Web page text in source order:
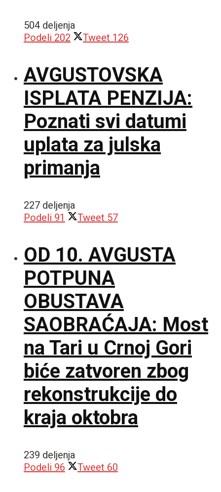
504 deljenja
Podeli 202 Tweet 126
AVGUSTOVSKA
ISPLATA PENZIJA:
Poznati svi datumi
uplata za julska
primanja
227 deljenja
Podeli 91 Tweet 57
OD 10. AVGUSTA
POTPUNA
OBUSTAVA
SAOBRAĆAJA: Most
na Tari u Crnoj Gori
biće zatvoren zbog
rekonstrukcije do
kraja oktobra
239 deljenja
Podeli 96 Tweet 60